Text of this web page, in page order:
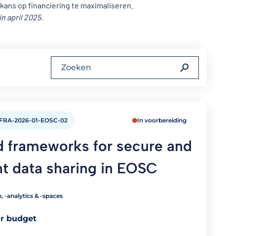
op financiering te maximaliseren.
april 2025.
2026-01-EOSC-02 In voorbereiding
frameworks for secure and
data sharing in EOSC
-analytics & -spaces
budget